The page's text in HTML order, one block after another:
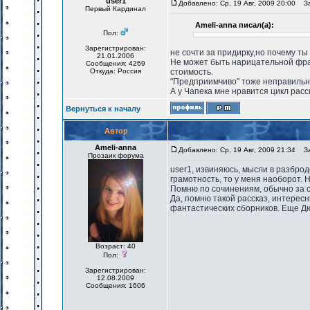
Первый Кардинал
Пол:
Зарегистрирован:
21.01.2006
Сообщения: 4269
Откуда: Россия
Добавлено: Ср, 19 Авг, 2009 20:00
Ameli-anna писал(а):
не сочти за придирку,но почему
Не может быть нарицательной
стоимость.
"Предприимчиво" тоже
А у Чапека мне нравится цикл
Вернуться к началу
Автор
Ameli-anna
Прозаик форума
Возраст: 40
Пол:
Зарегистрирован:
12.08.2009
Сообщения: 1606
Добавлено: Ср, 19 Авг, 2009 21:34
user1, извиняюсь, мысли в
грамотность, то у меня наоборот.
Помню по сочинениям, обычно за
Да, помню такой рассказ,
фантастических сборников. Еще